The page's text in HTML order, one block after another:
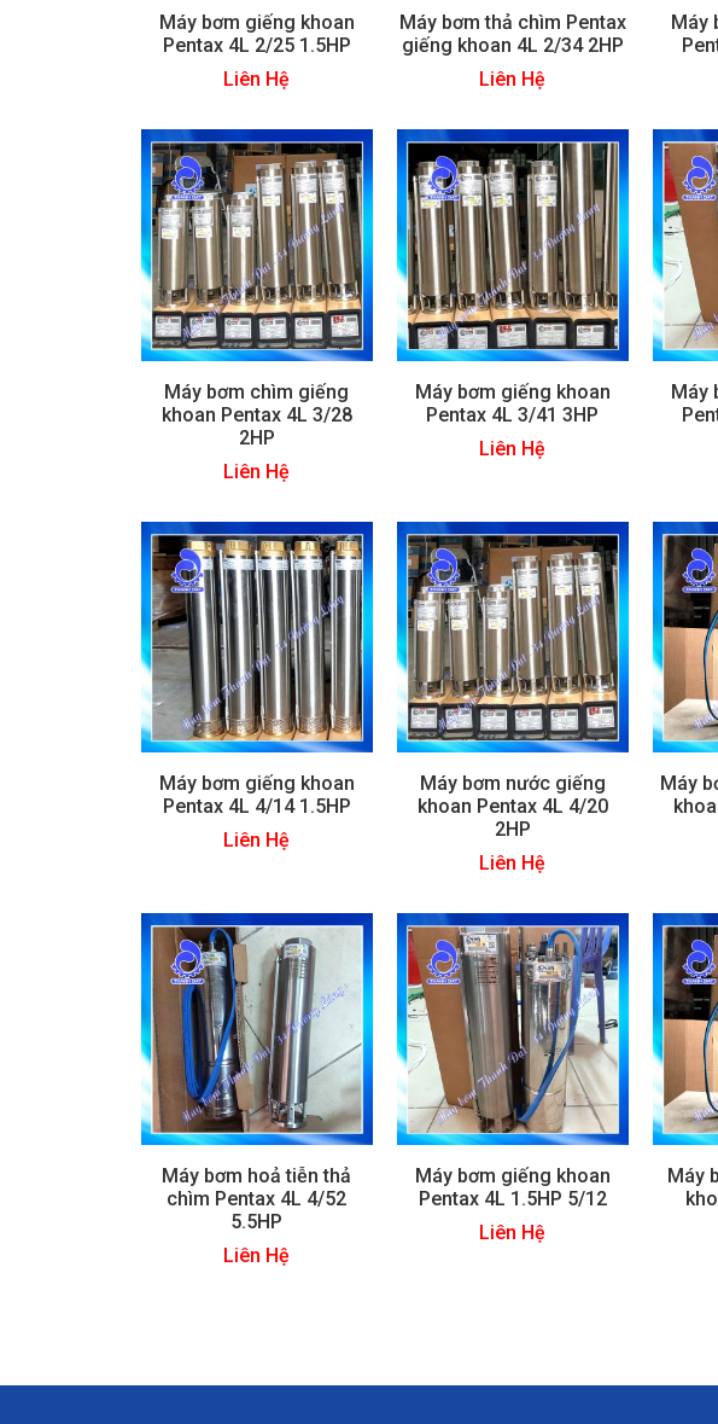
Máy bơm giếng khoan
Pentax 4L 2/25 1.5HP
Liên Hệ
Máy bơm thả chìm Pentax
giếng khoan 4L 2/34 2HP
Liên Hệ
Máy
Máy bơm chìm giếng
khoan Pentax 4L 3/28
2HP
Liên Hệ
Máy bơm giếng khoan
Pentax 4L 3/41 3HP
Liên Hệ
Máy
Máy bơm giếng khoan
Pentax 4L 4/14 1.5HP
Liên Hệ
Máy bơm nước giếng
khoan Pentax 4L 4/20
2HP
Liên Hệ
Máy
Máy bơm hoả tiễn thả
chìm Pentax 4L 4/52
5.5HP
Liên Hệ
Máy bơm giếng khoan
Pentax 4L 1.5HP 5/12
Liên Hệ
Máy